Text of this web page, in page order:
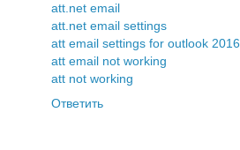
att.net email
att.net email settings
att email settings for outlook 2016
att email not working
att not working
Ответить